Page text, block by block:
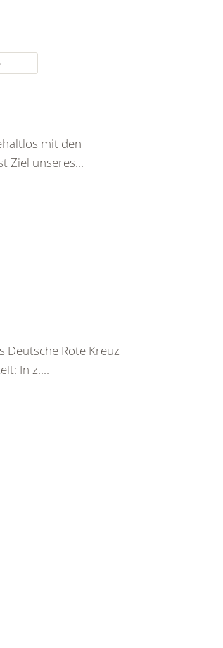
mit den
Ziel unseres...
Deutsche Rote Kreuz
In z....